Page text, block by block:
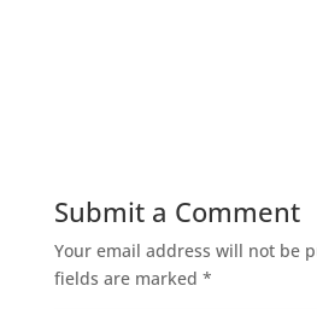
Submit a Comment
Your email address will not be
fields are marked *